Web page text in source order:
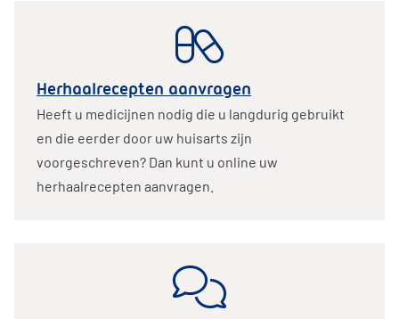
Herhaalrecepten aanvragen
Heeft u medicijnen nodig die u langdurig gebruikt
en die eerder door uw huisarts zijn
voorgeschreven? Dan kunt u online uw
herhaalrecepten aanvragen.